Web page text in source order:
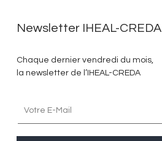
Newsletter IHEAL-CREDA
Chaque dernier vendredi du mois,
la newsletter de l’IHEAL-CREDA